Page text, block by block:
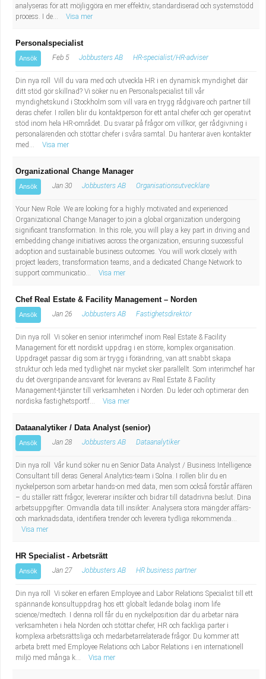
analyseras för att möjliggöra en mer effektiv, standardiserad och systemstödd
process. I de...
Visa mer
Personalspecialist
Ansök Feb 5 Jobbusters AB HR-specialist/HR-adviser
Din nya roll Vill du vara med och utveckla HR i en dynamisk myndighet där
ditt stöd gör skillnad? Vi söker nu en Personalspecialist till vår
myndighetskund i Stockholm som vill vara en trygg rådgivare och partner till
deras chefer. I rollen blir du kontaktperson för ett antal chefer och ger operativt
stöd inom hela HR-området. Du svarar på frågor om villkor, ger rådgivning i
personalärenden och stöttar chefer i svåra samtal. Du hanterar även kontakter
med...
Visa mer
Organizational Change Manager
Ansök Jan 30 Jobbusters AB Organisationsutvecklare
Your New Role We are looking for a highly motivated and experienced
Organizational Change Manager to join a global organization undergoing
significant transformation. In this role, you will play a key part in driving and
embedding change initiatives across the organization, ensuring successful
adoption and sustainable business outcomes. You will work closely with
project leaders, transformation teams, and a dedicated Change Network to
support communicatio...
Visa mer
Chef Real Estate & Facility Management – Norden
Ansök Jan 26 Jobbusters AB Fastighetsdirektör
Din nya roll Vi söker en senior interimchef inom Real Estate & Facility
Management för ett nordiskt uppdrag i en större, komplex organisation.
Uppdraget passar dig som är trygg i förändring, van att snabbt skapa
struktur och leda med tydlighet när mycket sker parallellt. Som interimchef har
du det övergripande ansvaret för leverans av Real Estate & Facility
Management-tjänster till verksamheten i Norden. Du leder och optimerar den
nordiska fastighetsportf...
Visa mer
Dataanalytiker / Data Analyst (senior)
Ansök Jan 28 Jobbusters AB Dataanalytiker
Din nya roll Vår kund söker nu en Senior Data Analyst / Business Intelligence
Consultant till deras General Analytics-team i Solna. I rollen blir du en
nyckelperson som arbetar hands-on med data, men som också förstår affären
– du ställer rätt frågor, levererar insikter och bidrar till datadrivna beslut. Dina
arbetsuppgifter: Omvandla data till insikter: Analysera stora mängder affärs-
och marknadsdata, identifiera trender och leverera tydliga rekommenda...
Visa mer
HR Specialist - Arbetsrätt
Ansök Jan 27 Jobbusters AB HR business partner
Din nya roll Vi söker en erfaren Employee and Labor Relations Specialist till ett
spännande konsultuppdrag hos ett globalt ledande bolag inom life
science/medtech. I denna roll får du en nyckelposition där du arbetar nära
verksamheten i hela Norden och stöttar chefer, HR och fackliga parter i
komplexa arbetsrättsliga och medarbetarrelaterade frågor. Du kommer att
arbeta brett med Employee Relations och Labor Relations i en internationell
miljö med många k...
Visa mer